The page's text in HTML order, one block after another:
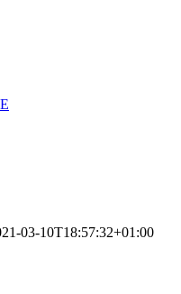
03-10T18:57:32+01:00